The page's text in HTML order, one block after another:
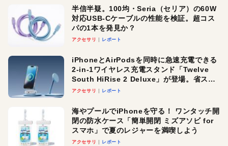
半信半疑。100均・Seria（セリア）の60W
対応USB-Cケーブルの性能を検証。超コス
パの1本を発見か？
アクセサリ レポート
iPhoneとAirPodsを同時に急速充電できる
2-in-1ワイヤレス充電スタンド「Twelve
South HiRise 2 Deluxe」が登場。省スペ
ースでおしゃれに充電したい人にオスス
アクセサリ レポート
海やプールでiPhoneを守る！ ワンタッチ開
閉の防水ケース「簡単開閉 ミズアソビ for
スマホ」で夏のレジャーを満喫しよう
アクセサリ レポート